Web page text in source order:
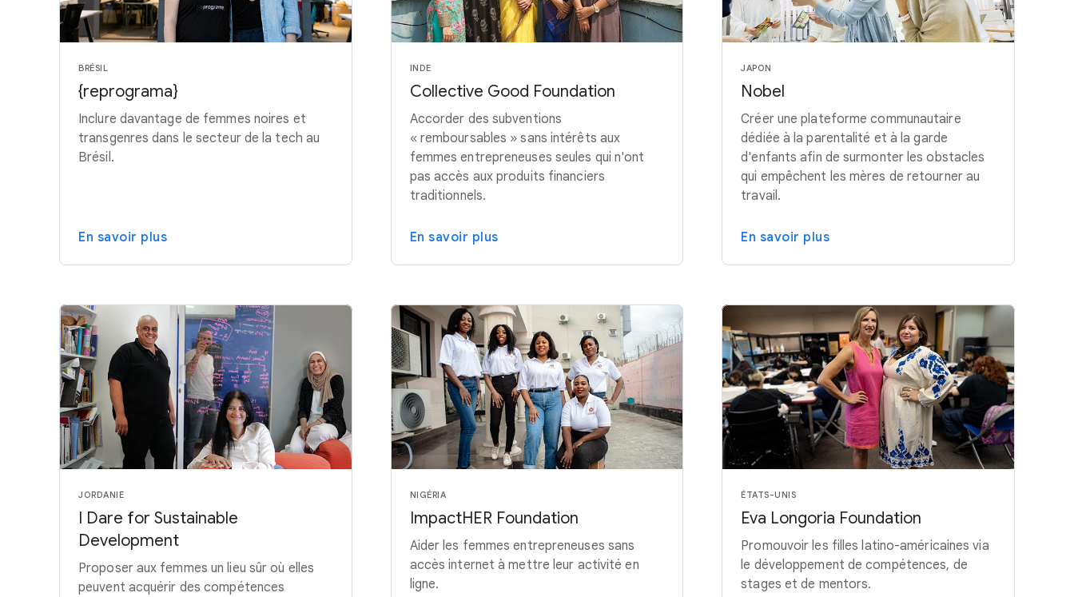
BRÉSIL
{reprograma}
Inclure davantage de femmes noires et
transgenres dans le secteur de la tech au
Brésil.
En savoir plus
INDE
Collective Good Foundation
Accorder des subventions
« remboursables » sans intérêts aux
femmes entrepreneuses seules qui n'ont
pas accès aux produits financiers
traditionnels.
En savoir plus
JAPON
Nobel
Créer une plateforme communautaire
dédiée à la parentalité et à la garde
d'enfants afin de surmonter les obstacles
qui empêchent les mères de retourner au
travail.
En savoir plus
JORDANIE
I Dare for Sustainable
Development
Proposer aux femmes un lieu sûr où elles
peuvent acquérir des compétences
NIGÉRIA
ImpactHER Foundation
Aider les femmes entrepreneuses sans
accès internet à mettre leur activité en
ligne.
ÉTATS-UNIS
Eva Longoria Foundation
Promouvoir les filles latino-américaines via
le développement de compétences, de
stages et de mentors.